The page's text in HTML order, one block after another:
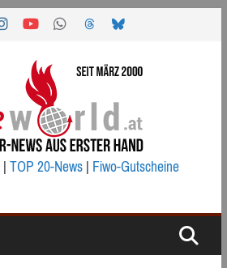
|TOP 20-News|Fiwo-Gutscheine